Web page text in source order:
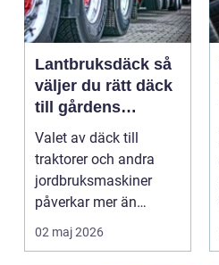
Lantbruksdäck så
väljer du rätt däck
till gårdens
maskiner
Valet av däck till
traktorer och andra
jordbruksmaskiner
påverkar mer än
många tror. Rätt däck
ger b...
02 maj 2026